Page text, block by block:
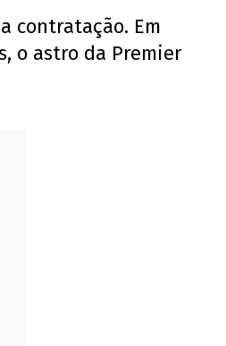
contratação. Em
o astro da Premier